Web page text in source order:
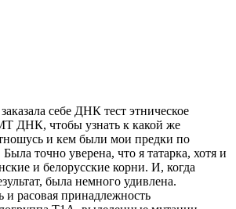
себе ДНК тест этническое
ДНК, чтобы узнать к какой же
и кем были мои предки по
точно уверена, что я татарка, хотя и
и белорусские корни. И, когда
была немного удивлена.
и расовая принадлежность